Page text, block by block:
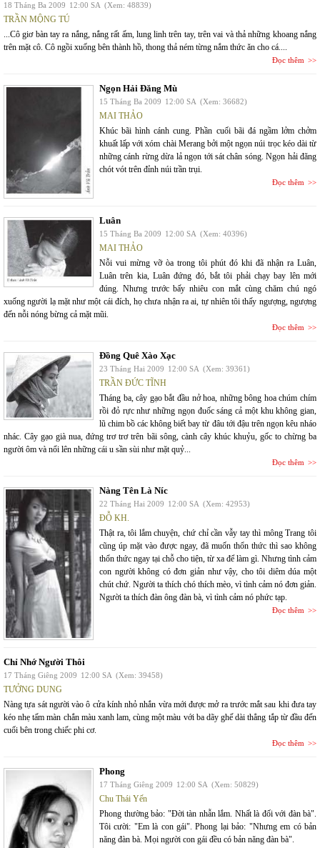
18 Tháng Ba 2009 12:00 SA (Xem: 48839)
TRẦN MỘNG TÚ
...Cô giơ bàn tay ra nắng, nắng rất ấm, lung linh trên tay, trên vai và thả những khoang nắng
trên mặt cô. Cô ngồi xuống bên thành hồ, thong thả ném từng nắm thức ăn cho cá....
Đọc thêm
Ngọn Hải Đăng Mù
15 Tháng Ba 2009 12:00 SA (Xem: 36682)
MAI THẢO
Khúc bãi hình cánh cung. Phần cuối bãi đá ngầm lởm chởm
khuất lấp với xóm chài Merang bởi một ngọn núi trọc kéo dài từ
những cánh rừng dừa lả ngọn tới sát chân sóng. Ngọn hải đăng
chót vót trên đỉnh núi trần trụi.
Đọc thêm
Luân
15 Tháng Ba 2009 12:00 SA (Xem: 40396)
MAI THẢO
Nỗi vui mừng vỡ òa trong tôi phút đó khi đã nhận ra Luân,
Luân trên kia, Luân đứng đó, bắt tôi phải chạy bay lên mới
đúng. Nhưng trước bấy nhiêu con mắt cùng chăm chú ngó
xuống người lạ mặt như một cái đích, họ chưa nhận ra ai, tự nhiên tôi thấy ngượng, ngượng
đến nỗi nóng bừng cả mặt mũi.
Đọc thêm
Đồng Quê Xào Xạc
23 Tháng Hai 2009 12:00 SA (Xem: 39361)
TRẦN ĐỨC TĨNH
Tháng ba, cây gạo bắt đầu nở hoa, những bông hoa chúm chím
rồi đỏ rực như những ngọn đuốc sáng cả một khu không gian,
lũ chim bồ các không biết bay từ đâu tới đậu trên ngọn kêu nháo
nhác. Cây gạo già nua, đứng trơ trơ trên bãi sông, cành cây khúc khuỷu, gốc to chừng ba
người ôm và nổi lên những cái u sần sùi như mặt quỷ...
Đọc thêm
Nàng Tên Là Níc
22 Tháng Hai 2009 12:00 SA (Xem: 42953)
ĐỖ KH.
Thật ra, tôi lắm chuyện, chứ chỉ cần vẫy tay thì mông Trang tôi
cũng úp mặt vào được ngay, đã muốn thổn thức thì sao không
thổn thức ngay tại chỗ cho tiện, từ xa để làm gì. Nhưng tình cảm
con người không có đơn giản như vậy, cho tôi diêm dúa một
chút chứ. Người ta thích chó thích mèo, vì tình cảm nó đơn giản.
Người ta thích đàn ông đàn bà, vì tình cảm nó phức tạp.
Đọc thêm
Chỉ Nhớ Người Thôi
17 Tháng Giêng 2009 12:00 SA (Xem: 39458)
TƯỞNG DUNG
Nàng tựa sát người vào ô cửa kính nhỏ nhắn vừa mới được mở ra trước mắt sau khi đưa tay
kéo nhẹ tấm màn chắn màu xanh lam, cùng một màu với ba dãy ghế dài thẳng tắp từ đầu đến
cuối bên trong chiếc phi cơ.
Đọc thêm
Phong
17 Tháng Giêng 2009 12:00 SA (Xem: 50829)
Chu Thái Yến
Phong thường bảo: "Đời tàn nhẫn lắm. Nhất là đối với đàn bà".
Tôi cười: "Em là con gái". Phong lại bảo: "Nhưng em có bản
năng đàn bà. Mọi người con gái đều có bản năng đàn bà".